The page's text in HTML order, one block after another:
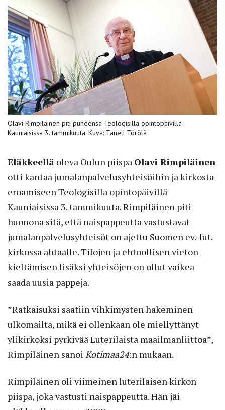
Olavi Rimpiläinen piti puheensa Teologisilla opintopäivillä
Kauniaisissa 3. tammikuuta. Kuva: Taneli Törölä
Eläkkeellä oleva Oulun piispa Olavi Rimpiläinen
otti kantaa jumalanpalvelusyhteisöihin ja kirkosta
eroamiseen Teologisilla opintopäivillä
Kauniaisissa 3. tammikuuta. Rimpiläinen piti
huonona sitä, että naispappeutta vastustavat
jumalanpalvelusyhteisöt on ajettu Suomen ev.-lut.
kirkossa ahtaalle. Tilojen ja ehtoollisen vieton
kieltämisen lisäksi yhteisöjen on ollut vaikea
saada uusia pappeja.
”Ratkaisuksi saatiin vihkimysten hakeminen
ulkomailta, mikä ei ollenkaan ole miellyttänyt
ylikirkoksi pyrkivää Luterilaista maailmanliittoa”,
Rimpiläinen sanoi Kotimaa24:n mukaan.
Rimpiläinen oli viimeinen luterilaisen kirkon
piispa, joka vastusti naispappeutta. Hän jäi